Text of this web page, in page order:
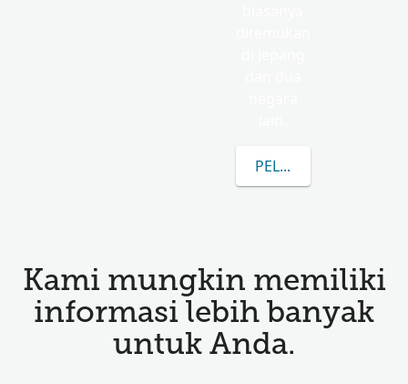
PELAJARI LEBIH
Kami mungkin memiliki
informasi lebih banyak
untuk Anda.